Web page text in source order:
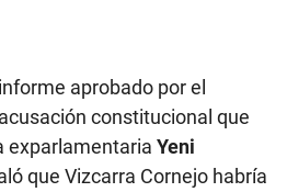
aprobado por el
constitucional que
exparlamentaria Yeni
que Vizcarra Cornejo habría